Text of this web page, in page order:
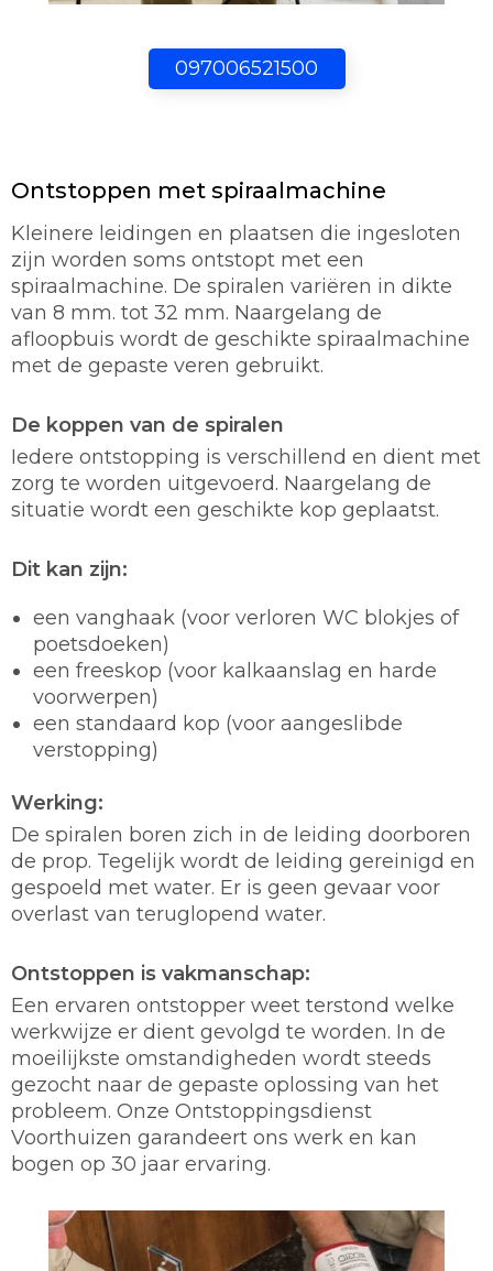
097006521500
Ontstoppen met spiraalmachine
Kleinere leidingen en plaatsen die ingesloten
zijn worden soms ontstopt met een
spiraalmachine. De spiralen variëren in dikte
van 8 mm. tot 32 mm. Naargelang de
afloopbuis wordt de geschikte spiraalmachine
met de gepaste veren gebruikt.
De koppen van de spiralen
Iedere ontstopping is verschillend en dient met
zorg te worden uitgevoerd. Naargelang de
situatie wordt een geschikte kop geplaatst.
Dit kan zijn:
een vanghaak (voor verloren WC blokjes of
poetsdoeken)
een freeskop (voor kalkaanslag en harde
voorwerpen)
een standaard kop (voor aangeslibde
verstopping)
Werking:
De spiralen boren zich in de leiding doorboren
de prop. Tegelijk wordt de leiding gereinigd en
gespoeld met water. Er is geen gevaar voor
overlast van teruglopend water.
Ontstoppen is vakmanschap:
Een ervaren ontstopper weet terstond welke
werkwijze er dient gevolgd te worden. In de
moeilijkste omstandigheden wordt steeds
gezocht naar de gepaste oplossing van het
probleem. Onze Ontstoppingsdienst
Voorthuizen garandeert ons werk en kan
bogen op 30 jaar ervaring.